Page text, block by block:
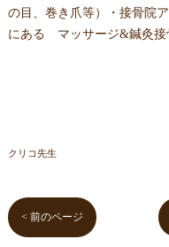
の目、巻き爪等）・接骨院
にある マッサージ&鍼灸接
クリコ先生
< 前のページ